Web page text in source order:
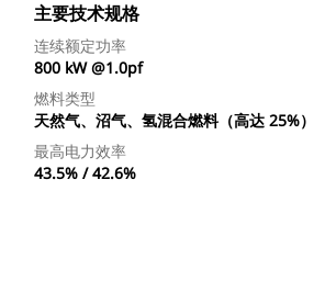
主要技术规格
连续额定功率
800 kW @1.0pf
燃料类型
天然气、沼气、氢混合燃料（高达 25%）
最高电力效率
43.5% / 42.6%